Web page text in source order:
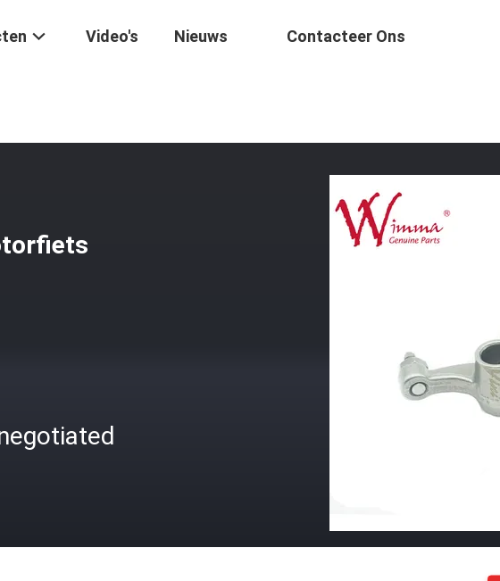
Video's Nieuws Contacteer Ons